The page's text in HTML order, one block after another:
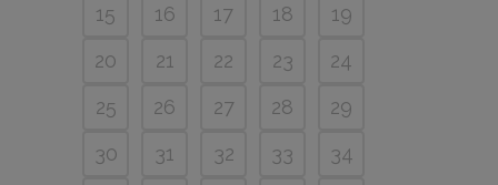
15
16 17 18
19
20
21 22 23
24
25
26 27 28
29
30
31 32 33
34